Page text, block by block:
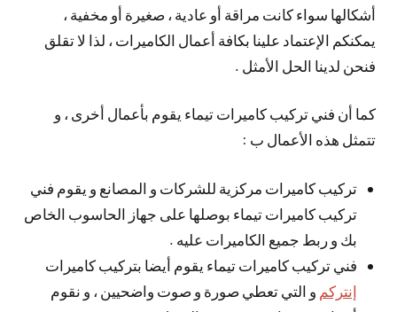
أشكالها سواء كانت مراقة أو عادية ، صغيرة أو مخفية ،
يمكنكم الإعتماد علينا بكافة أعمال الكاميرات ، لذا لا تقلق
فنحن لدينا الحل الأمثل .
كما أن فني تركيب كاميرات تيماء يقوم بأعمال أخرى ، و
تتمثل هذه الأعمال ب :
تركيب كاميرات مركزية للشركات و المصانع و يقوم فني
تركيب كاميرات تيماء بوصلها على جهاز الحاسوب الخاص
بك و ربط جميع الكاميرات عليه .
فني تركيب كاميرات تيماء يقوم أيضا بتركيب كاميرات
إنتركم و التي تعطي صورة و صوت واضحيين ، و نقوم